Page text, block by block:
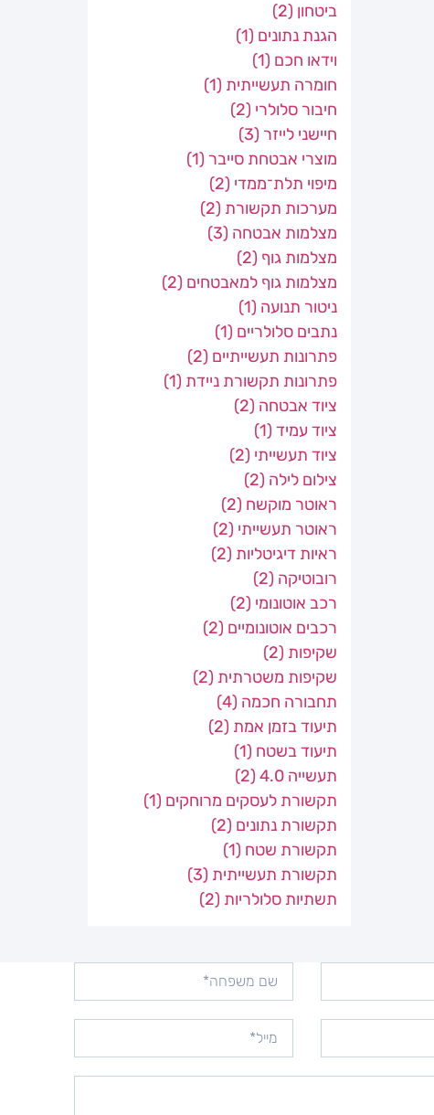
ביטחון (2)
הגנת נתונים (1)
וידאו חכם (1)
חומרה תעשייתית (1)
חיבור סלולרי (2)
חיישני לייזר (3)
מוצרי אבטחת סייבר (1)
מיפוי תלת־ממדי (2)
מערכות תקשורת (2)
מצלמות אבטחה (3)
מצלמות גוף (2)
מצלמות גוף למאבטחים (2)
ניטור תנועה (1)
נתבים סלולריים (1)
פתרונות תעשייתיים (2)
פתרונות תקשורת ניידת (1)
ציוד אבטחה (2)
ציוד עמיד (1)
ציוד תעשייתי (2)
צילום לילה (2)
ראוטר מוקשח (2)
ראוטר תעשייתי (2)
ראיות דיגיטליות (2)
רובוטיקה (2)
רכב אוטונומי (2)
רכבים אוטונומיים (2)
שקיפות (2)
שקיפות משטרתית (2)
תחבורה חכמה (4)
תיעוד בזמן אמת (2)
תיעוד בשטח (1)
תעשייה 4.0
(2)
תקשורת לעסקים מרוחקים (1)
תקשורת נתונים (2)
תקשורת שטח (1)
תקשורת תעשייתית (3)
תשתיות סלולריות (2)